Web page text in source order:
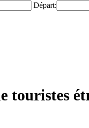
Départ:
touristes